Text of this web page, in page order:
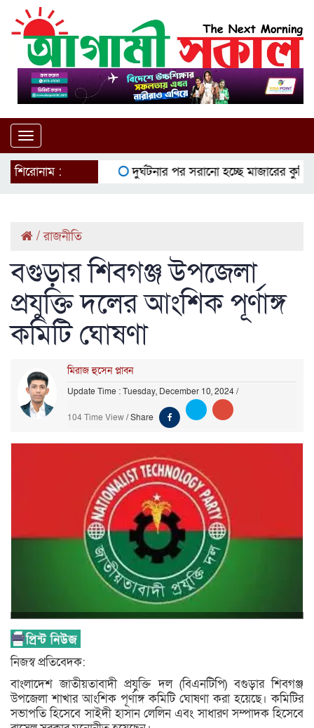
Toggle
navigation
শিরোনাম :
দুর্ঘটনার পর সরানো হচ্ছে মাজারের কুমির
/রাজনীতি
বগুড়ার শিবগঞ্জ উপজেলা
প্রযুক্তি দলের আংশিক পূর্ণাঙ্গ
কমিটি ঘোষণা
মিরাজ হুসেন প্লাবন
Update Time : Tuesday, December 10, 2024/
104 Time View/Share
নিজস্ব প্রতিবেদক:
বাংলাদেশ জাতীয়তাবাদী প্রযুক্তি দল (বিএনটিপি) বগুড়ার শিবগঞ্জ
উপজেলা শাখার আংশিক পূর্ণাঙ্গ কমিটি ঘোষণা করা হয়েছে। কমিটির
সভাপতি হিসেবে সাইদী হাসান লেলিন এবং সাধারণ সম্পাদক হিসেবে